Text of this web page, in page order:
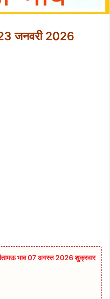
जनवरी 2026
भाव 07 अगस्त 2026 शुक्रवार